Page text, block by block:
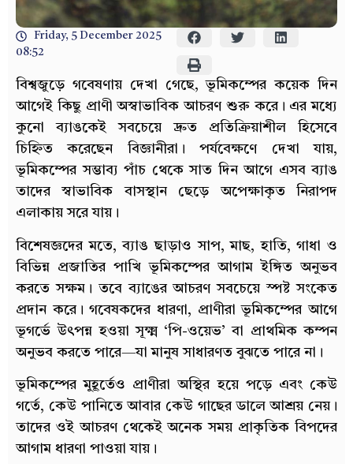
Friday, 5 December 2025
08:52
বিশ্বজুড়ে গবেষণায় দেখা গেছে, ভূমিকম্পের কয়েক দিন
আগেই কিছু প্রাণী অস্বাভাবিক আচরণ শুরু করে। এর মধ্যে
কুনো ব্যাঙকেই সবচেয়ে দ্রুত প্রতিক্রিয়াশীল হিসেবে
চিহ্নিত করেছেন বিজ্ঞানীরা। পর্যবেক্ষণে দেখা যায়,
ভূমিকম্পের সম্ভাব্য পাঁচ থেকে সাত দিন আগে এসব ব্যাঙ
তাদের স্বাভাবিক বাসস্থান ছেড়ে অপেক্ষাকৃত নিরাপদ
এলাকায় সরে যায়।
বিশেষজ্ঞদের মতে, ব্যাঙ ছাড়াও সাপ, মাছ, হাতি, গাধা ও
বিভিন্ন প্রজাতির পাখি ভূমিকম্পের আগাম ইঙ্গিত অনুভব
করতে সক্ষম। তবে ব্যাঙের আচরণ সবচেয়ে স্পষ্ট সংকেত
প্রদান করে। গবেষকদের ধারণা, প্রাণীরা ভূমিকম্পের আগে
ভূগর্ভে উৎপন্ন হওয়া সূক্ষ্ম ‘পি-ওয়েভ’ বা প্রাথমিক কম্পন
অনুভব করতে পারে—যা মানুষ সাধারণত বুঝতে পারে না।
ভূমিকম্পের মুহূর্তেও প্রাণীরা অস্থির হয়ে পড়ে এবং কেউ
গর্তে, কেউ পানিতে আবার কেউ গাছের ডালে আশ্রয় নেয়।
তাদের ওই আচরণ থেকেই অনেক সময় প্রাকৃতিক বিপদের
আগাম ধারণা পাওয়া যায়।